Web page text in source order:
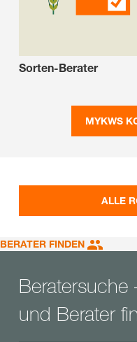
Sorten-Berater
MYKWS
ALLE
BERATER FINDEN
Beratersuche
und Berater